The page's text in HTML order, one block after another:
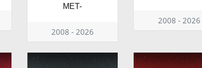
MET-
2008 - 2026
2008 - 2026